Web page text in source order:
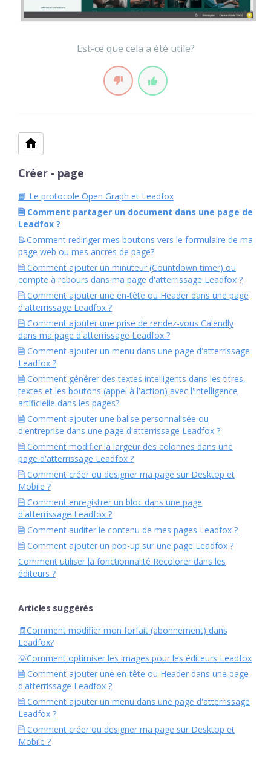
Est-ce que cela a été utile?
Créer - page
📘 Le protocole Open Graph et Leadfox
🗎 Comment partager un document dans une page de
Leadfox ?
📝Comment rediriger mes boutons vers le formulaire de ma
page web ou mes ancres de page?
🗎 Comment ajouter un minuteur (Countdown timer) ou
compte à rebours dans ma page d'atterrissage Leadfox ?
🗎 Comment ajouter une en-tête ou Header dans une page
d'atterrissage Leadfox ?
🗎 Comment ajouter une prise de rendez-vous Calendly
dans ma page d'atterrissage Leadfox ?
🗎 Comment ajouter un menu dans une page d'atterrissage
Leadfox ?
🗎 Comment générer des textes intelligents dans les titres,
textes et les boutons (appel à l'action) avec l'intelligence
artificielle dans les pages?
🗎 Comment ajouter une balise personnalisée ou
d'entreprise dans une page d'atterrissage Leadfox ?
🗎 Comment modifier la largeur des colonnes dans une
page d'atterrissage Leadfox ?
🗎 Comment créer ou designer ma page sur Desktop et
Mobile ?
🗎 Comment enregistrer un bloc dans une page
d'atterrissage Leadfox ?
🗎 Comment auditer le contenu de mes pages Leadfox ?
🗎 Comment ajouter un pop-up sur une page Leadfox ?
Comment utiliser la fonctionnalité Recolorer dans les
éditeurs ?
Articles suggérés
🧾Comment modifier mon forfait (abonnement) dans
Leadfox?
💡Comment optimiser les images pour les éditeurs Leadfox
🗎 Comment ajouter une en-tête ou Header dans une page
d'atterrissage Leadfox ?
🗎 Comment ajouter un menu dans une page d'atterrissage
Leadfox ?
🗎 Comment créer ou designer ma page sur Desktop et
Mobile ?